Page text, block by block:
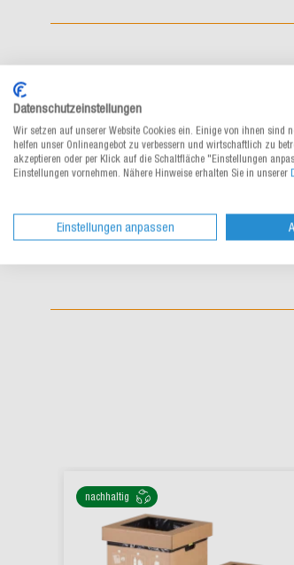
nachhaltig
Datenschutzeinstellungen
Wir setzen auf unserer Website Cookies ein. Einige von ihnen sind
helfen unser Onlineangebot zu verbessern und wirtschaftlich zu
akzeptieren oder per Klick auf die Schaltfläche "Einstellungen
Einstellungen vornehmen. Nähere Hinweise erhalten Sie in unserer
Einstellungen anpassen